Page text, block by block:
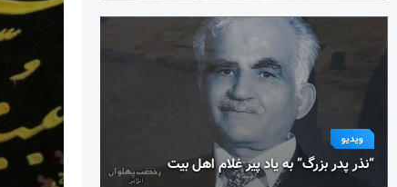
ویدیو
“نذر پدر بزرگ” به یاد پیر غلام اهل بیت